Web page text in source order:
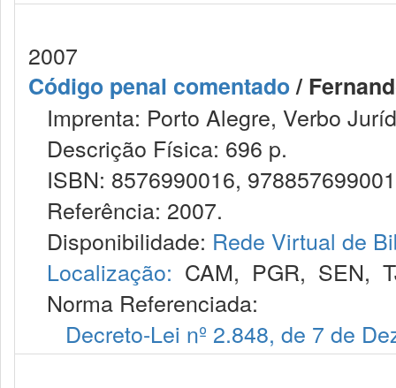
2007
Código penal comentado/
Imprenta: Porto Alegre, Verbo
Descrição Física: 696 p.
ISBN: 8576990016,
Referência: 2007.
Disponibilidade: Rede Virtual de
Localização: CAM, PGR, SEN,
Norma Referenciada:
Decreto-Lei nº 2.848, de 7 de